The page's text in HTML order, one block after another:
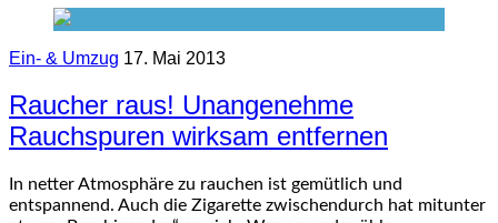
Ein- & Umzug 17. Mai 2013
Raucher raus! Unangenehme
Rauchspuren wirksam entfernen
In netter Atmosphäre zu rauchen ist gemütlich und
entspannend. Auch die Zigarette zwischendurch hat mitunter